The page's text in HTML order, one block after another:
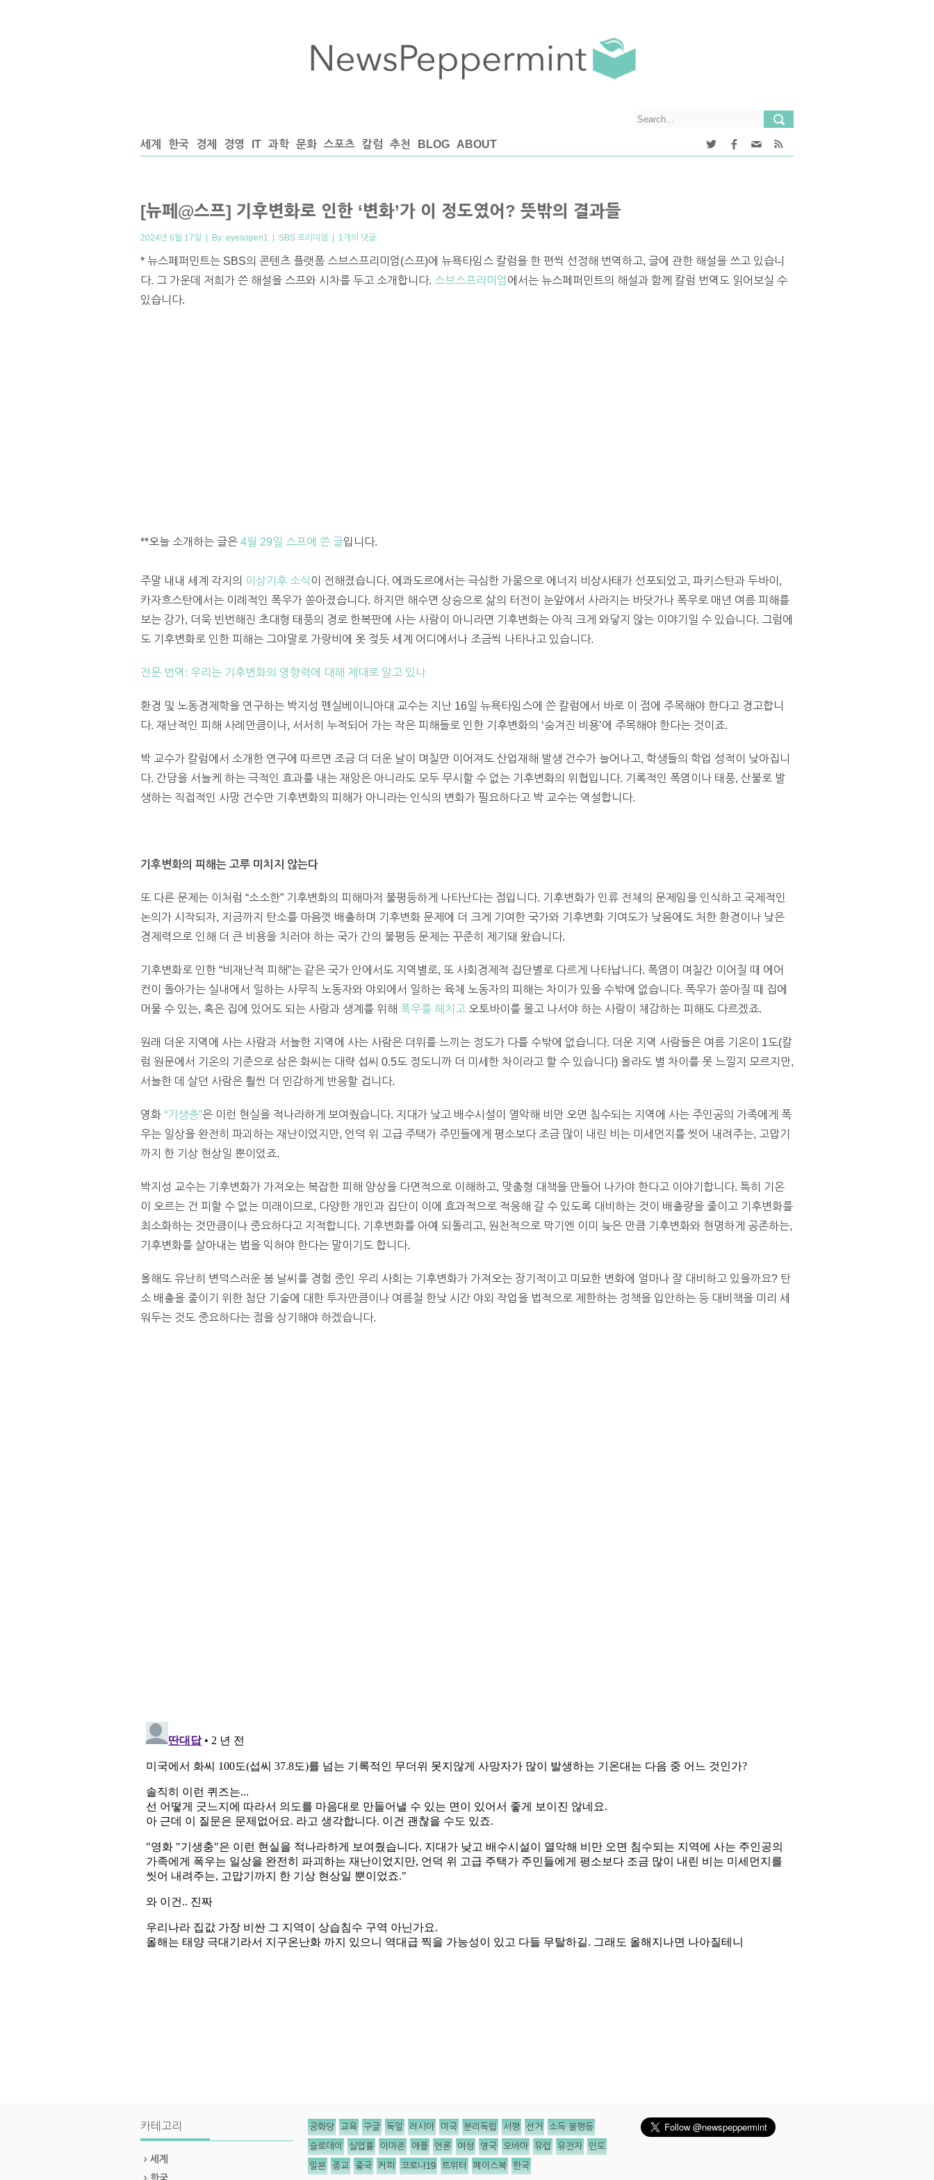
세계 한국 경제 경영 IT 과학 문화 스포츠 칼럼 추천 BLOG ABOUT
[뉴페@스프] 기후변화로 인한 ‘변화’가 이 정도였어? 뜻밖의 결과들
2024년 6월 17일 | By: eyesopen1 | SBS 프리미엄 | 1개의 댓글
* 뉴스페퍼민트는 SBS의 콘텐츠 플랫폼 스브스프리미엄(스프)에 뉴욕타임스 칼럼을 한 편씩 선정해 번역하고, 글에 관한 해설을 쓰고 있습니
다. 그 가운데 저희가 쓴 해설을 스프와 시차를 두고 소개합니다. 스브스프리미엄 에서는 뉴스페퍼민트의 해설과 함께 칼럼 번역도 읽어보실 수
있습니다.
**오늘 소개하는 글은 4월 29일 스프에 쓴 글입니다.
주말 내내 세계 각지의 이상기후 소식 이 전해졌습니다. 에콰도르에서는 극심한 가뭄으로 에너지 비상사태가 선포되었고, 파키스탄과 두바이,
카자흐스탄에서는 이례적인 폭우가 쏟아졌습니다. 하지만 해수면 상승으로 삶의 터전이 눈앞에서 사라지는 바닷가나 폭우로 매년 여름 피해를
보는 강가, 더욱 빈번해진 초대형 태풍의 경로 한복판에 사는 사람이 아니라면 기후변화는 아직 크게 와닿지 않는 이야기일 수 있습니다. 그럼에
도 기후변화로 인한 피해는 그야말로 가랑비에 옷 젖듯 세계 어디에서나 조금씩 나타나고 있습니다.
전문 번역: 우리는 기후변화의 영향력에 대해 제대로 알고 있나
환경 및 노동경제학을 연구하는 박지성 펜실베이니아대 교수는 지난 16일 뉴욕타임스에 쓴 칼럼에서 바로 이 점에 주목해야 한다고 경고합니
다. 재난적인 피해 사례만큼이나, 서서히 누적되어 가는 작은 피해들로 인한 기후변화의 ‘숨겨진 비용’에 주목해야 한다는 것이죠.
박 교수가 칼럼에서 소개한 연구에 따르면 조금 더 더운 날이 며칠만 이어져도 산업재해 발생 건수가 늘어나고, 학생들의 학업 성적이 낮아집니
다. 간담을 서늘케 하는 극적인 효과를 내는 재앙은 아니라도 모두 무시할 수 없는 기후변화의 위협입니다. 기록적인 폭염이나 태풍, 산불로 발
생하는 직접적인 사망 건수만 기후변화의 피해가 아니라는 인식의 변화가 필요하다고 박 교수는 역설합니다.
기후변화의 피해는 고루 미치지 않는다
또 다른 문제는 이처럼 “소소한” 기후변화의 피해마저 불평등하게 나타난다는 점입니다. 기후변화가 인류 전체의 문제임을 인식하고 국제적인
논의가 시작되자, 지금까지 탄소를 마음껏 배출하며 기후변화 문제에 더 크게 기여한 국가와 기후변화 기여도가 낮음에도 처한 환경이나 낮은
경제력으로 인해 더 큰 비용을 치러야 하는 국가 간의 불평등 문제는 꾸준히 제기돼 왔습니다.
기후변화로 인한 “비재난적 피해”는 같은 국가 안에서도 지역별로, 또 사회경제적 집단별로 다르게 나타납니다. 폭염이 며칠간 이어질 때 에어
컨이 돌아가는 실내에서 일하는 사무직 노동자와 야외에서 일하는 육체 노동자의 피해는 차이가 있을 수밖에 없습니다. 폭우가 쏟아질 때 집에
머물 수 있는, 혹은 집에 있어도 되는 사람과 생계를 위해 폭우를 헤치고 오토바이를 몰고 나서야 하는 사람이 체감하는 피해도 다르겠죠.
원래 더운 지역에 사는 사람과 서늘한 지역에 사는 사람은 더위를 느끼는 정도가 다를 수밖에 없습니다. 더운 지역 사람들은 여름 기온이 1도(칼
럼 원문에서 기온의 기준으로 삼은 화씨는 대략 섭씨 0.5도 정도니까 더 미세한 차이라고 할 수 있습니다) 올라도 별 차이를 못 느낄지 모르지만,
서늘한 데 살던 사람은 훨씬 더 민감하게 반응할 겁니다.
영화 “기생충”은 이런 현실을 적나라하게 보여줬습니다. 지대가 낮고 배수시설이 열악해 비만 오면 침수되는 지역에 사는 주인공의 가족에게 폭
우는 일상을 완전히 파괴하는 재난이었지만, 언덕 위 고급 주택가 주민들에게 평소보다 조금 많이 내린 비는 미세먼지를 씻어 내려주는, 고맙기
까지 한 기상 현상일 뿐이었죠.
박지성 교수는 기후변화가 가져오는 복잡한 피해 양상을 다면적으로 이해하고, 맞춤형 대책을 만들어 나가야 한다고 이야기합니다. 특히 기온
이 오르는 건 피할 수 없는 미래이므로, 다양한 개인과 집단이 이에 효과적으로 적응해 갈 수 있도록 대비하는 것이 배출량을 줄이고 기후변화를
최소화하는 것만큼이나 중요하다고 지적합니다. 기후변화를 아예 되돌리고, 원천적으로 막기엔 이미 늦은 만큼 기후변화와 현명하게 공존하는,
기후변화를 살아내는 법을 익혀야 한다는 말이기도 합니다.
올해도 유난히 변덕스러운 봄 날씨를 경험 중인 우리 사회는 기후변화가 가져오는 장기적이고 미묘한 변화에 얼마나 잘 대비하고 있을까요? 탄
소 배출을 줄이기 위한 첨단 기술에 대한 투자만큼이나 여름철 한낮 시간 야외 작업을 법적으로 제한하는 정책을 입안하는 등 대비책을 미리 세
워두는 것도 중요하다는 점을 상기해야 하겠습니다.
카테고리
세계
공화당 교육 구글 독일 러시아 미국 분리독립 서평 선거 소득 불평등
슬로데이 실업률 아마존 애플 언론 여성 영국 오바마 유럽 유전자 인도
일본 종교 중국 커피 코로나19 트위터 페이스북 한국